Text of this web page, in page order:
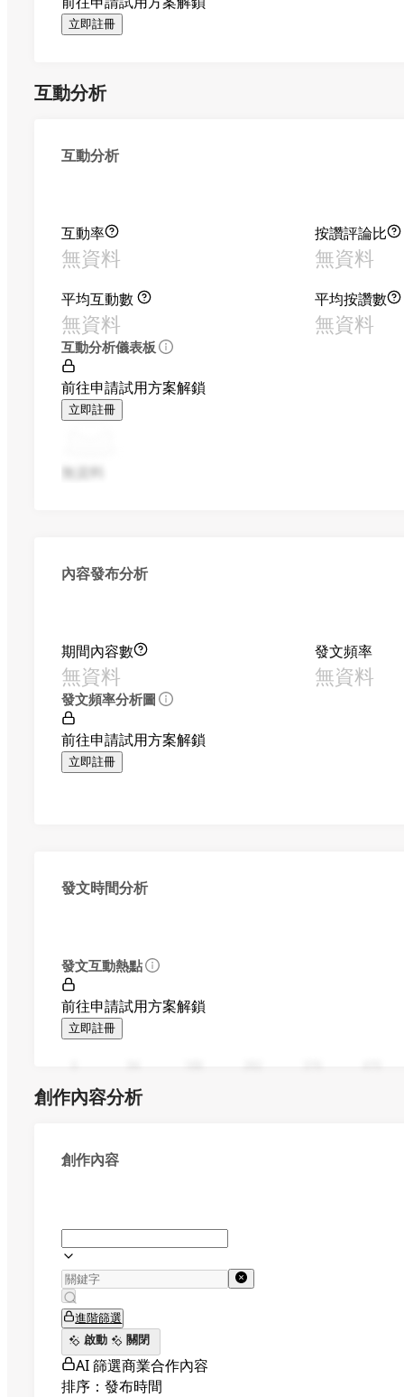
立即註冊
互動分析
互動分析
互動率
無資料
按讚評論比
無資料
平均互動數
無資料
平均按讚數
無資料
互動分析儀表板
前往申請試用方案解鎖
立即註冊
無資料
內容發布分析
期間內容數
無資料
發文頻率
無資料
發文頻率分析圖
前往申請試用方案解鎖
立即註冊
發文時間分析
發文互動熱點
前往申請試用方案解鎖
立即註冊
創作內容分析
創作內容
進階篩選
啟動
關閉
AI 篩選商業合作內容
排序：發布時間